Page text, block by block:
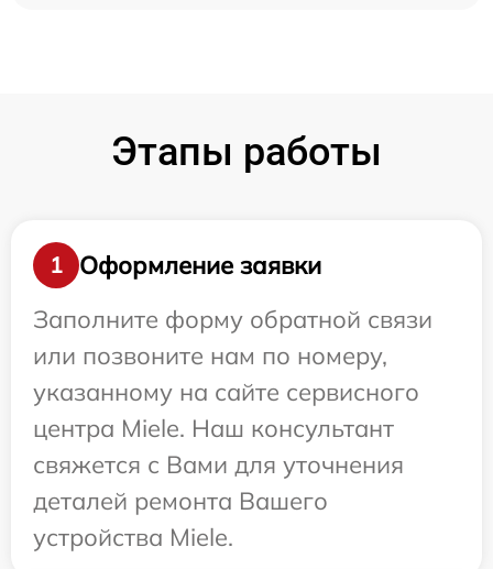
Этапы работы
1
Оформление заявки
Заполните форму обратной связи
или позвоните нам по номеру,
указанному на сайте сервисного
центра Miele. Наш консультант
свяжется с Вами для уточнения
деталей ремонта Вашего
устройства Miele.